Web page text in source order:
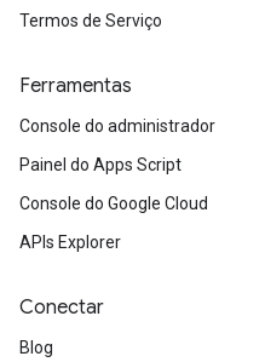
Termos de Serviço
Ferramentas
Console do administrador
Painel do Apps Script
Console do Google Cloud
APIs Explorer
Conectar
Blog